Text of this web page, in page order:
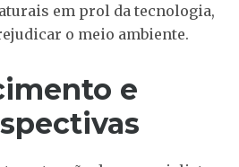
em prol da tecnologia,
o meio ambiente.
e